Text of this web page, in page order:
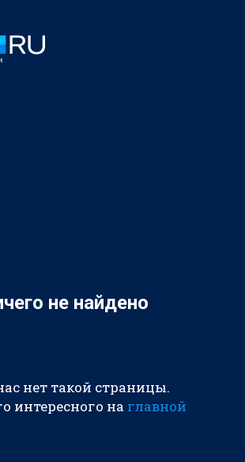
не найдено
нет такой страницы.
интересного на главной